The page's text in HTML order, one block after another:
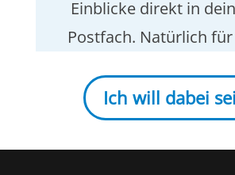
Einblicke direkt in
Postfach. Natürlich für
Ich will dabei